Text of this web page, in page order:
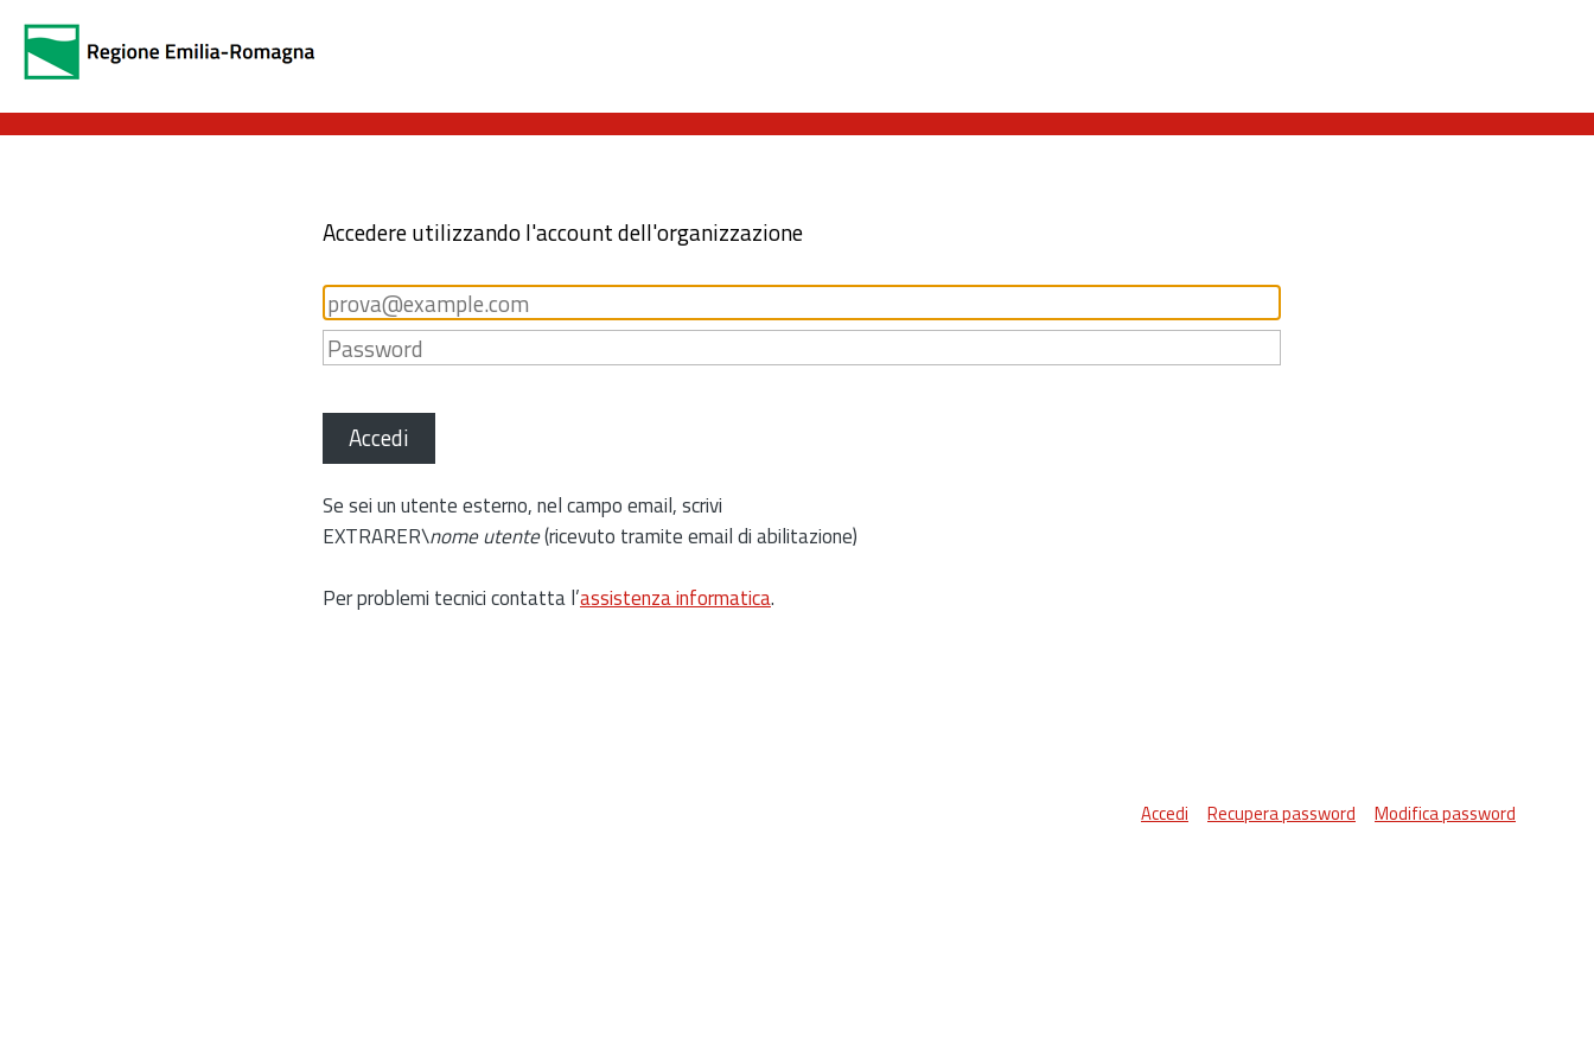
Accedere utilizzando l'account dell'organizzazione
Accedi
Se sei un utente esterno, nel campo email, scrivi
EXTRARER\nome utente(ricevuto tramite email di abilitazione)
Per problemi tecnici contatta l’assistenza informatica.
Accedi Recupera password Modifica password